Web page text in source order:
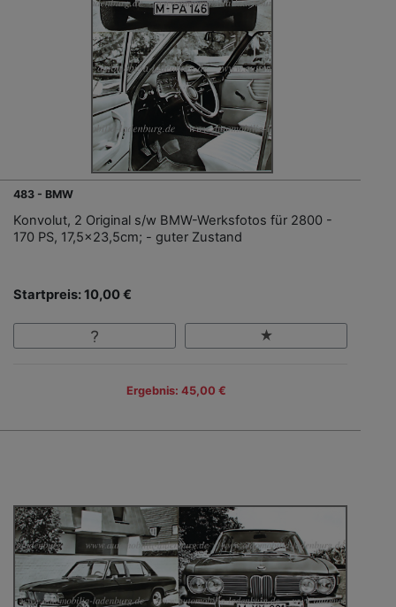
483 - BMW
Konvolut, 2 Original s/w BMW-Werksfotos für 2800 -
170 PS, 17,5x23,5cm; - guter Zustand
Startpreis: 10,00 €
Ergebnis: 45,00 €